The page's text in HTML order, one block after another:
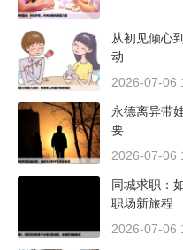
从初见倾心
动
2026-07-06
永德离异带
要
2026-07-06
同城求职：
职场新旅程
2026-07-06